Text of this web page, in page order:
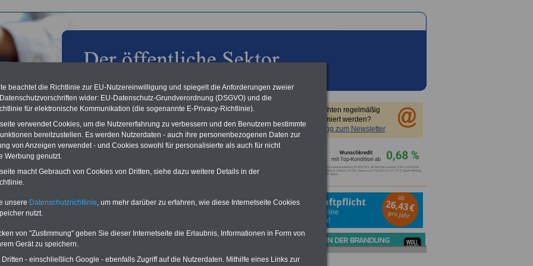
zur Privaten Krankenversicherung
zum Mini-Rechner für den Versicherungsschutz bei der Privaten
Sie möchten regelmäßig
informiert werden?
Anmeldung zum Newsletter
beachtet die Richtlinie zur EU-Nutzereinwilligung und spiegelt die Anforderungen zweier
wider: EU-Datenschutz-Grundverordnung (DSGVO) und die
für elektronische Kommunikation (die sogenannte E-Privacy-Richtlinie).
verwendet Cookies, um die Nutzererfahrung zu verbessern und den Benutzern bestimmte
bereitzustellen. Es werden Nutzerdaten - auch ihre personenbezogenen Daten zur
von Anzeigen verwendet - und Cookies sowohl für personalisierte als auch für nicht
Werbung genutzt.
macht Gebrauch von Cookies von Dritten, siehe dazu weitere Details in der
unsere Datenschutzrichtlinie , um mehr darüber zu erfahren, wie diese Internetseite Cookies
nutzt.
von "Zustimmung" geben Sie dieser Internetseite die Erlaubnis, Informationen in Form von
Gerät zu speichern.
- einschließlich Google - ebenfalls Zugriff auf die Nutzerdaten. Mithilfe eines Links zur